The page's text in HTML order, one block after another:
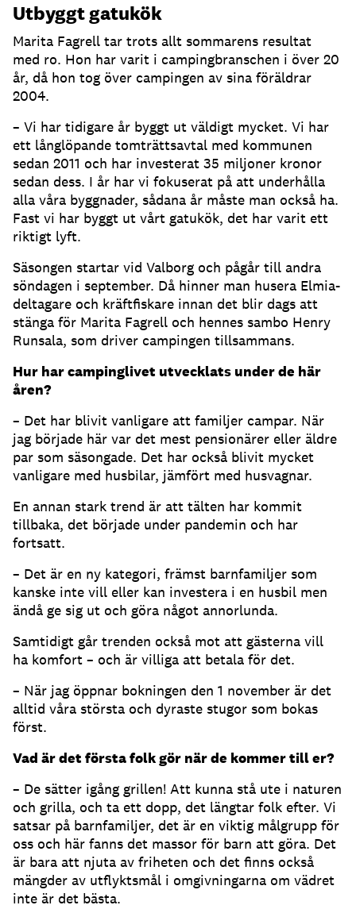
Utbyggt gatukök
Marita Fagrell tar trots allt sommarens resultat
med ro. Hon har varit i campingbranschen i över 20
år, då hon tog över campingen av sina föräldrar
2004.
– Vi har tidigare år byggt ut väldigt mycket. Vi har
ett långlöpande tomträttsavtal med kommunen
sedan 2011 och har investerat 35 miljoner kronor
sedan dess. I år har vi fokuserat på att underhålla
alla våra byggnader, sådana år måste man också ha.
Fast vi har byggt ut vårt gatukök, det har varit ett
riktigt lyft.
Säsongen startar vid Valborg och pågår till andra
söndagen i september. Då hinner man husera Elmia-
deltagare och kräftfiskare innan det blir dags att
stänga för Marita Fagrell och hennes sambo Henry
Runsala, som driver campingen tillsammans.
Hur har campinglivet utvecklats under de här
åren?
– Det har blivit vanligare att familjer campar. När
jag började här var det mest pensionärer eller äldre
par som säsongade. Det har också blivit mycket
vanligare med husbilar, jämfört med husvagnar.
En annan stark trend är att tälten har kommit
tillbaka, det började under pandemin och har
fortsatt.
– Det är en ny kategori, främst barnfamiljer som
kanske inte vill eller kan investera i en husbil men
ändå ge sig ut och göra något annorlunda.
Samtidigt går trenden också mot att gästerna vill
ha komfort – och är villiga att betala för det.
– När jag öppnar bokningen den 1 november är det
alltid våra största och dyraste stugor som bokas
först.
Vad är det första folk gör när de kommer till er?
– De sätter igång grillen! Att kunna stå ute i naturen
och grilla, och ta ett dopp, det längtar folk efter. Vi
satsar på barnfamiljer, det är en viktig målgrupp för
oss och här fanns det massor för barn att göra. Det
är bara att njuta av friheten och det finns också
mängder av utflyktsmål i omgivningarna om vädret
inte är det bästa.